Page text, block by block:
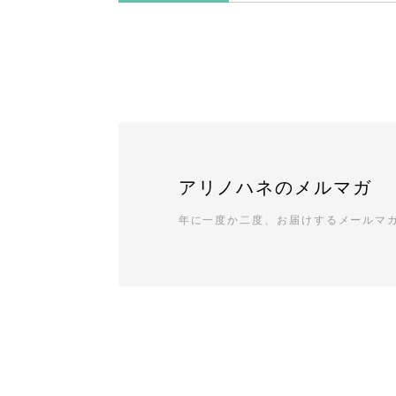
アリノハネのメルマガ
年に一度か二度、お届けするメールマ